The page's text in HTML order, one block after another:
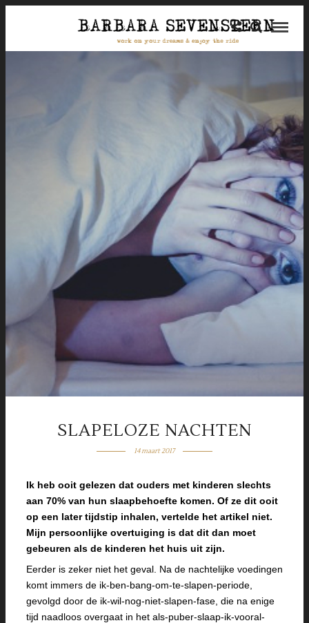
SLAPELOZE NACHTEN
14 maart 2017
Ik heb ooit gelezen dat ouders met kinderen slechts
aan 70% van hun slaapbehoefte komen. Of ze dit ooit
op een later tijdstip inhalen, vertelde het artikel niet.
Mijn persoonlijke overtuiging is dat dit dan moet
gebeuren als de kinderen het huis uit zijn.
Eerder is zeker niet het geval. Na de nachtelijke voedingen
komt immers de ik-ben-bang-om-te-slapen-periode,
gevolgd door de ik-wil-nog-niet-slapen-fase, die na enige
tijd naadloos overgaat in het als-puber-slaap-ik-vooral-